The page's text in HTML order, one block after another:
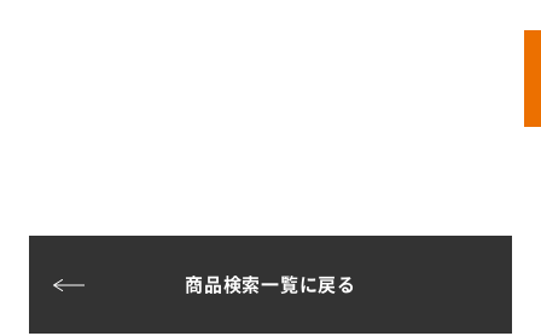
商品検索一覧に戻る